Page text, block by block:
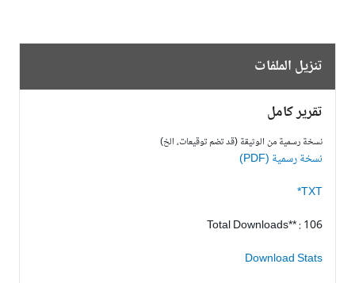
تنزيل الملفات
تقرير كامل
نسخة رسمية من الوثيقة (قد تضم توقيعات، الخ)
نسخة رسمية (PDF)
TXT*
Total Downloads** : 106
Download Stats